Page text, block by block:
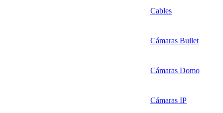
Cables
Cámaras Bullet
Cámaras Domo
Cámaras IP